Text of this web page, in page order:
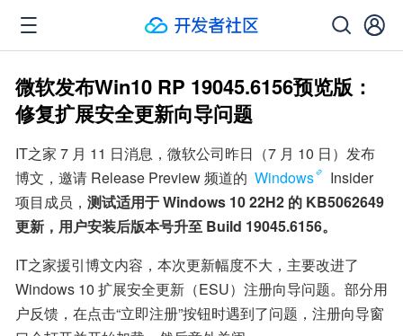
微软发布Win10 RP 19045.6156预览版：
修复扩展安全更新向导问题
IT之家 7 月 11 日消息，微软公司昨日（7 月 10 日）发布
博文，邀请 Release Preview 频道的 Windows
Insider
项目成员， 测试适用于 Windows 10 22H2 的 KB5062649
更新，用户安装后版本号升至 Build 19045.6156。
IT之家援引博文内容，本次更新幅度不大，主要改进了
Windows 10 扩展安全更新（ESU）注册向导问题。部分用
户反馈，在点击“立即注册”按钮时遇到了问题，注册向导窗